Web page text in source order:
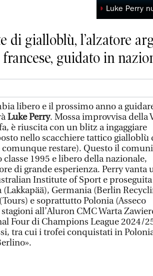
◗ Luke Perry
di gialloblù, l’alzatore
guidato in
libero e il prossimo anno a
Luke Perry. Mossa improvvisa della
è riuscita con un blitz a ingaggiare
nello scacchiere tattico gialloblù
restare). Questo il
1995 e libero della nazionale,
di grande esperienza. Perry vanta
Institute of Sport e
Germania (Berlin
e soprattutto Polonia (Asseco
all’Aluron CMC Warta
Four di Champions League 2024/
tra cui i trofei conquistati in